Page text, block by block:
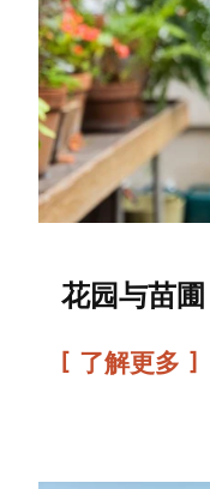
花园与苗圃
了解更多